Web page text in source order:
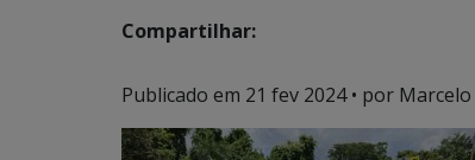
Compartilhar:
Publicado em 21 fev 2024• por Marcelo